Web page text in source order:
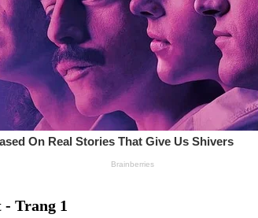
Trang 1